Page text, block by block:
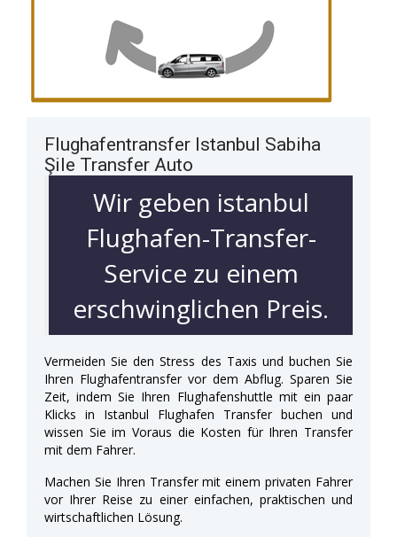
Flughafentransfer Istanbul Sabiha
Şile Transfer Auto
Wir geben istanbul
Flughafen-Transfer-
Service zu einem
erschwinglichen Preis.
Vermeiden Sie den Stress des Taxis und buchen Sie
Ihren Flughafentransfer vor dem Abflug. Sparen Sie
Zeit, indem Sie Ihren Flughafenshuttle mit ein paar
Klicks in Istanbul Flughafen Transfer buchen und
wissen Sie im Voraus die Kosten für Ihren Transfer
mit dem Fahrer.
Machen Sie Ihren Transfer mit einem privaten Fahrer
vor Ihrer Reise zu einer einfachen, praktischen und
wirtschaftlichen Lösung.